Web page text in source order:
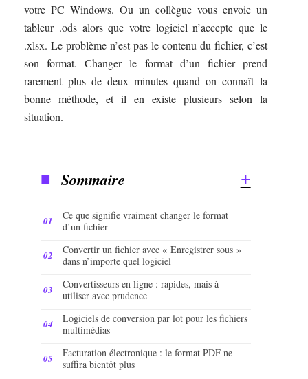
votre PC Windows. Ou un collègue vous envoie un
tableur .ods alors que votre logiciel n’accepte que le
.xlsx. Le problème n’est pas le contenu du fichier, c’est
son format. Changer le format d’un fichier prend
rarement plus de deux minutes quand on connaît la
bonne méthode, et il en existe plusieurs selon la
situation.
Sommaire
Ce que signifie vraiment changer le format
d’un fichier
Convertir un fichier avec « Enregistrer sous »
dans n’importe quel logiciel
Convertisseurs en ligne : rapides, mais à
utiliser avec prudence
Logiciels de conversion par lot pour les fichiers
multimédias
Facturation électronique : le format PDF ne
suffira bientôt plus